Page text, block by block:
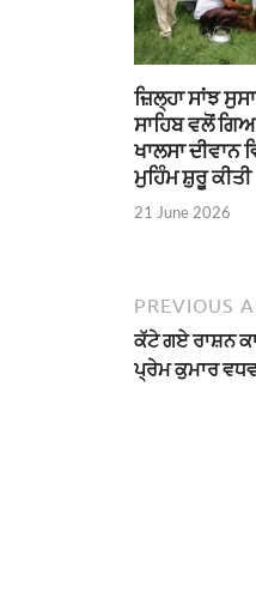
ਜ਼ਿਲ੍ਹਾ ਸਾਂਝ
ਸਾਹਿਬ ਵਲੋਂ
ਖਾਲਸਾ ਦੀਵਾਨ
ਮੁਹਿੰਮ ਸ਼ੁਰੂ ਕੀਤੀ
21 June 2026
PREVIOUS
ਕੱਟੇ ਗਏ ਰਾਸ਼ਨ
ਪ੍ਰੇਮ ਕੁਮਾਰ